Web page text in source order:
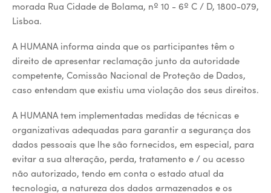
morada Rua Cidade de Bolama, nº 10 - 6º C / D, 1800-079,
Lisboa.
A HUMANA informa ainda que os participantes têm o
direito de apresentar reclamação junto da autoridade
competente, Comissão Nacional de Proteção de Dados,
caso entendam que existiu uma violação dos seus direitos.
A HUMANA tem implementadas medidas de técnicas e
organizativas adequadas para garantir a segurança dos
dados pessoais que lhe são fornecidos, em especial, para
evitar a sua alteração, perda, tratamento e / ou acesso
não autorizado, tendo em conta o estado atual da
tecnologia, a natureza dos dados armazenados e os